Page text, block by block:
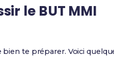
le BUT MMI
bien te préparer. Voici